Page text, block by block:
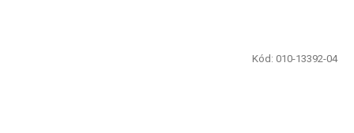
Kód: 010-13392-04